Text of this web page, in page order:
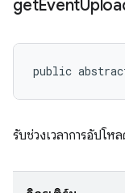
getEvent
public
รับช่วงเวลาการอัปโห